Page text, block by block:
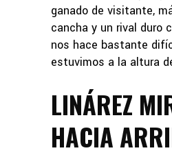
ganado de visitante,
cancha y un rival duro
nos hace bastante
estuvimos a la altura
LINÁREZ
HACIA